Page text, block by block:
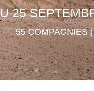
25
55 COMPAGNIES